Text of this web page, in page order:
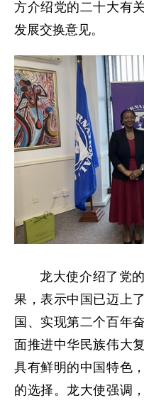
方介绍党的二十大有
发展交换意见。
龙大使介绍了党
果，表示中国已迈上
国、实现第二个百年
面推进中华民族伟大
具有鲜明的中国特色
的选择。龙大使强调